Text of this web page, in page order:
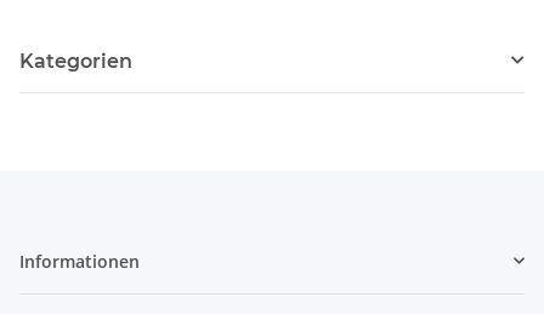
Kategorien
Informationen